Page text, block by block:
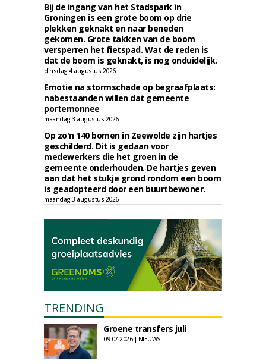
Bij de ingang van het Stadspark in
Groningen is een grote boom op drie
plekken geknakt en naar beneden
gekomen. Grote takken van de boom
versperren het fietspad. Wat de reden is
dat de boom is geknakt, is nog onduidelijk.
dinsdag 4 augustus 2026
Emotie na stormschade op begraafplaats:
nabestaanden willen dat gemeente
portemonnee
maandag 3 augustus 2026
Op zo'n 140 bomen in Zeewolde zijn hartjes
geschilderd. Dit is gedaan voor
medewerkers die het groen in de
gemeente onderhouden. De hartjes geven
aan dat het stukje grond rondom een boom
is geadopteerd door een buurtbewoner.
maandag 3 augustus 2026
TRENDING
Groene transfers juli
09-07-2026 | NIEUWS